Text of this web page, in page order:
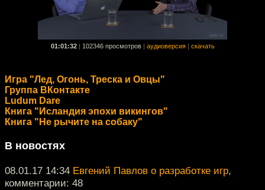
01:01:32 102346 просмотров аудиоверсия скачать
Игра "Лед, Огонь, Треска и Овцы"
Группа ВКонтакте
Ludum Dare
Книга "Исландия эпохи викингов"
Книга "Не рычите на собаку"
В новостях
08.01.17 14:34 Евгений Павлов о разработке игр,
комментарии: 48